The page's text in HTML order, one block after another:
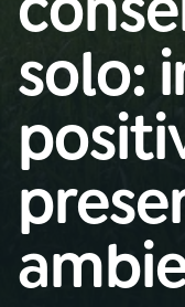
01 INÍCIO
02A RÁDIO
03
solo: